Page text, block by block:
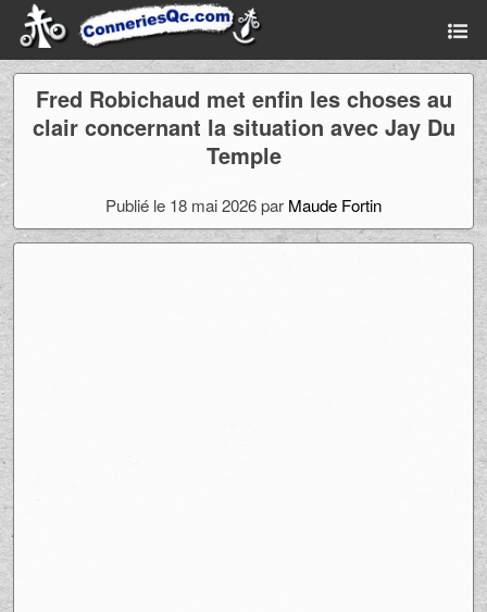
Fred Robichaud met enfin les choses au
clair concernant la situation avec Jay Du
Temple
Publié le 18 mai 2026 par Maude Fortin